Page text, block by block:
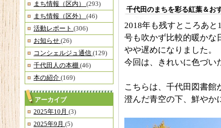
まち情報（区内） (293)
まち情報（区外） (46)
活動レポート (306)
お知らせ (26)
コンシェルジュ通信 (129)
千代田人の本棚 (46)
本の紹介 (169)
アーカイブ
2025年10月 (3)
2025年9月 (5)
千代田のまちを彩る紅葉＆お
2018年も残すところあ
号も吹かず比較的暖かな
やや遅めになりました。
今回は、きれいに色づい
こちらは、千代田図書館
澄んだ青空の下、鮮やか